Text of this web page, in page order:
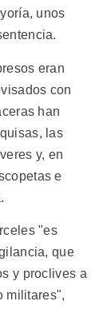
unos
eran
con
han
las
y, en
e
"es
que
y proclives a
militares",